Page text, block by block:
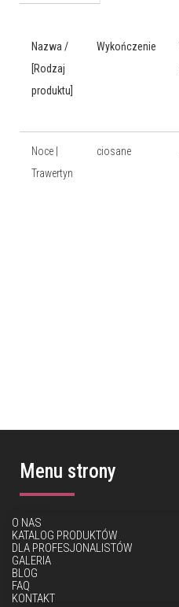
Nazwa /
[Rodzaj
produktu]
Wykończenie
Noce |
Trawertyn
ciosane
Menu strony
O NAS
KATALOG PRODUKTÓW
DLA PROFESJONALISTÓW
GALERIA
BLOG
FAQ
KONTAKT